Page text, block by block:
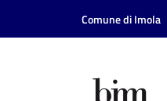
Vai al contenuto
Vai alla navigazione
Comune di Imola